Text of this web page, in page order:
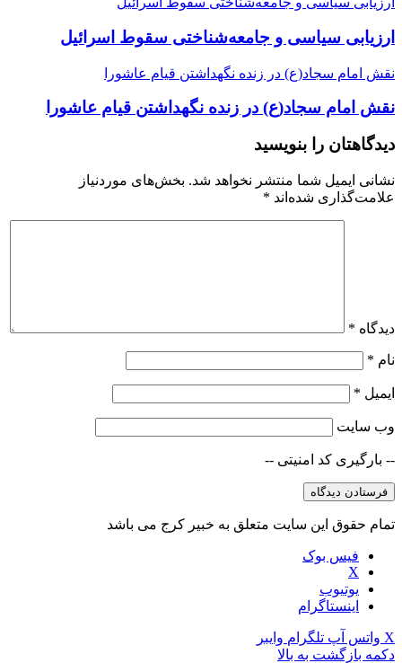
ارزیابی سیاسی و جامعه‌شناختی سقوط اسرائیل
نقش امام سجاد(ع) در زنده نگهداشتن قیام عاشورا
نقش امام سجاد(ع) در زنده نگهداشتن قیام عاشورا
دیدگاهتان را بنویسید
نشانی ایمیل شما منتشر نخواهد شد. بخش‌های موردنیاز
علامت‌گذاری شده‌اند *
دیدگاه *
نام *
ایمیل *
وب‌ سایت
-- بارگیری کد امنیتی --
تمام حقوق این سایت متعلق به خبیر کرج می باشد
فیس بوک
X
یوتیوب
اینستاگرام
X واتس آپ تلگرام وایبر
دکمه بازگشت به بالا